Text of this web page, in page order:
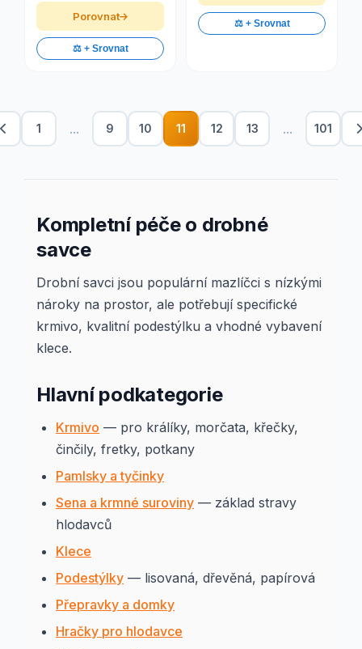
Porovnat
⚖️ + Srovnat
⚖️ + Srovnat
1 ... 9 10 11 12 13 ... 101
Kompletní péče o drobné
savce
Drobní savci jsou populární mazlíčci s nízkými
nároky na prostor, ale potřebují specifické
krmivo, kvalitní podestýlku a vhodné vybavení
klece.
Hlavní podkategorie
Krmivo — pro králíky, morčata, křečky,
činčily, fretky, potkany
Pamlsky a tyčinky
Sena a krmné suroviny — základ stravy
hlodavců
Klece
Podestýlky — lisovaná, dřevěná, papírová
Přepravky a domky
Hračky pro hlodavce